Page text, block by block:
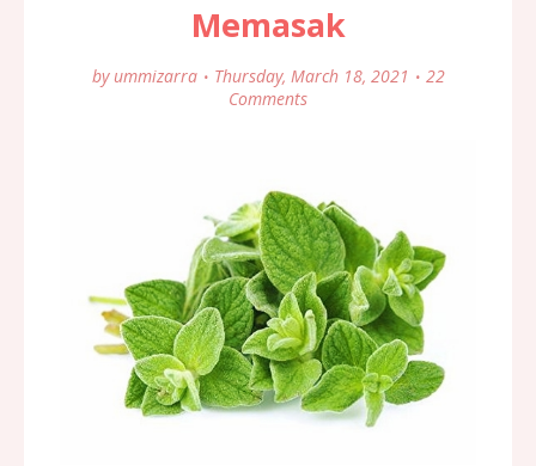
Memasak
by ummizarra Thursday, March 18, 2021
22
Comments